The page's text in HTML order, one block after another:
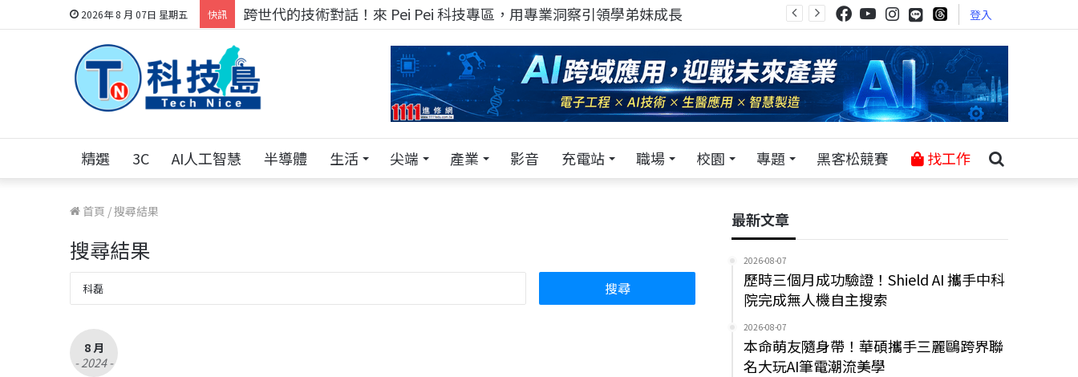
2026年 8 月 07日 星期五 快訊 科技人的經驗傳承地！在 Pei Pei 科技專區，與學弟妹交流最硬核的技術 登入
精選 3C AI人工智慧 半導體 生活 尖端 產業 影音 充電站 職場 校園 專題 黑客松競賽 找工作
首頁 /搜尋結果
搜尋結果
8 月
- 2024 -
最新文章
2026-08-07
歷時三個月成功驗證！Shield AI 攜手中科
院完成無人機自主搜索
2026-08-07
本命萌友隨身帶！華碩攜手三麗鷗跨界聯
名大玩AI筆電潮流美學